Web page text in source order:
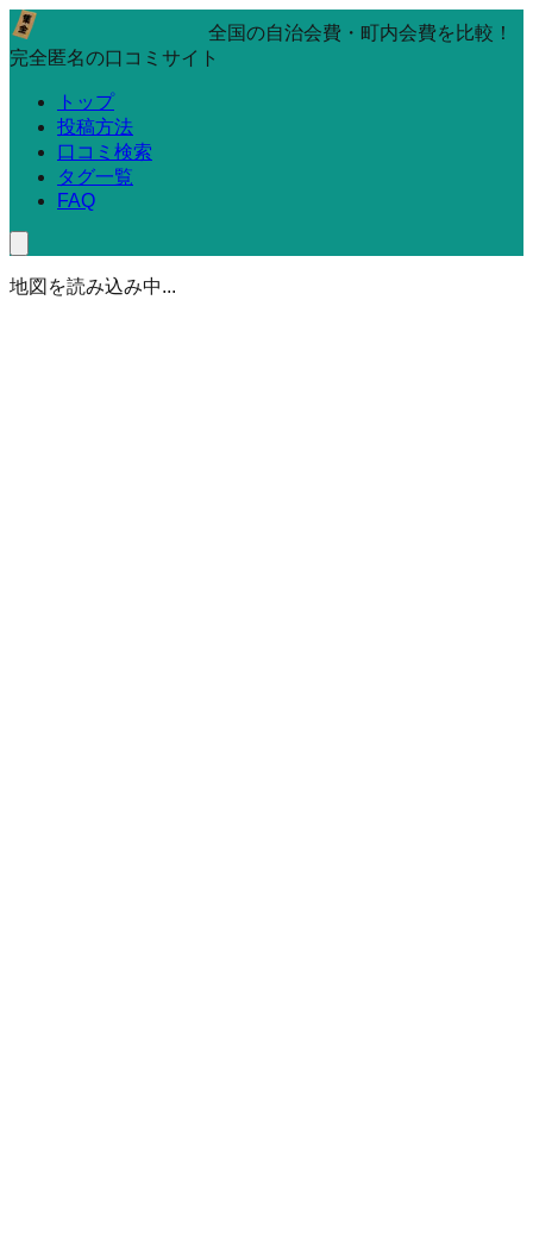
全国の自治会費・町内会費を比較！
完全匿名の口コミサイト
トップ
投稿方法
口コミ検索
タグ一覧
FAQ
地図を読み込み中...